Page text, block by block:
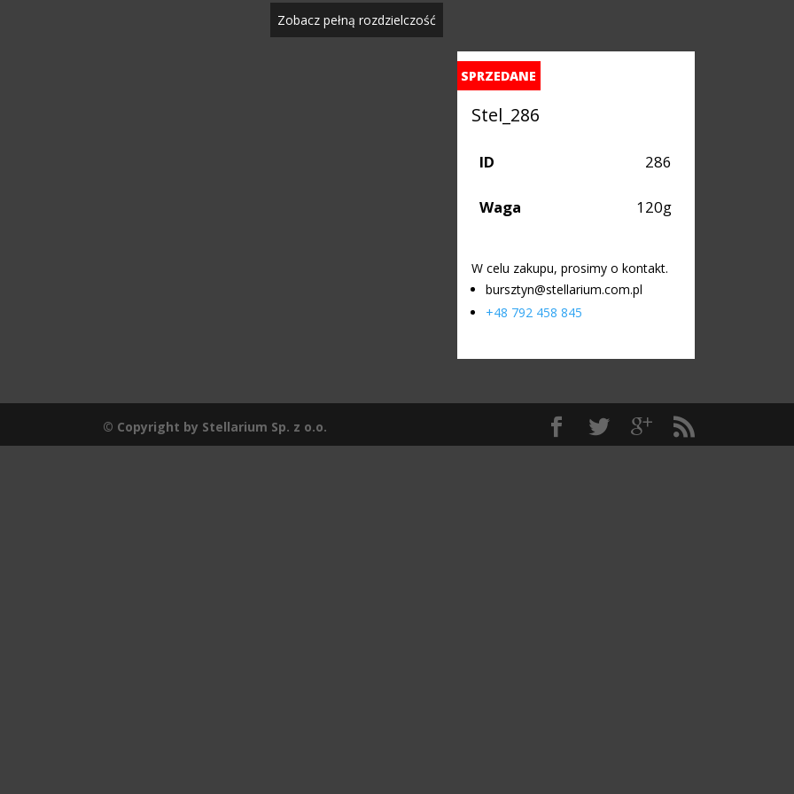
Zobacz pełną rozdzielczość
SPRZEDANE
Stel_286
ID 286
Waga 120g
W celu zakupu, prosimy o kontakt.
bursztyn@stellarium.com.pl
+48 792 458 845
© Copyright by Stellarium Sp. z o.o.